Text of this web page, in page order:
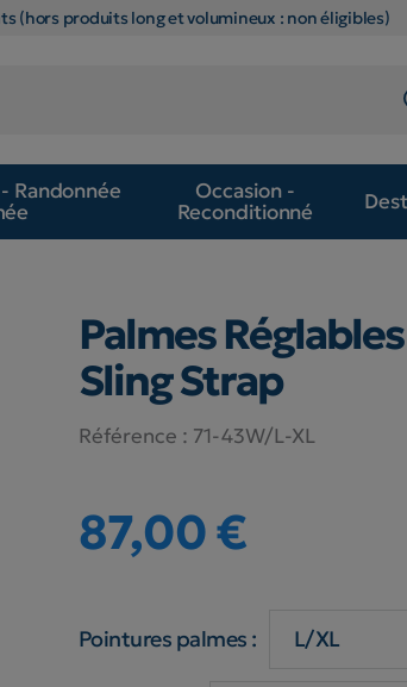
(hors produits long et volumineux : non éligibles)
Randonnée
Occasion -
Reconditionné
Palmes
Sling Strap
Référence : 71-43W/L-XL
87,00 €
Pointures palmes :